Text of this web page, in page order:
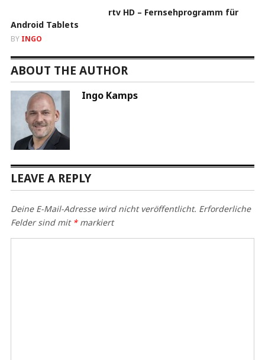
rtv HD – Fernsehprogramm für
Android Tablets
BY INGO
ABOUT THE AUTHOR
Ingo Kamps
LEAVE A REPLY
Deine E-Mail-Adresse wird nicht veröffentlicht. Erforderliche
Felder sind mit *markiert